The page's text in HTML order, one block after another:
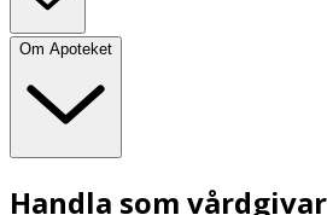
Om Apoteket
Handla som